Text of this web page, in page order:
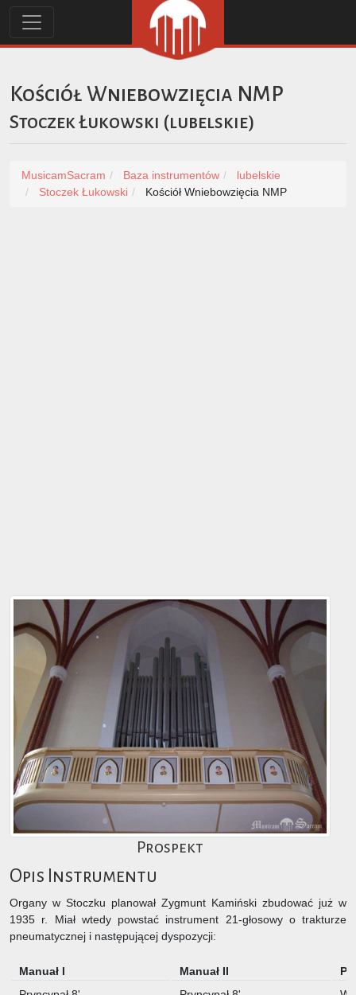
Kościół Wniebowzięcia NMP
Stoczek Łukowski (lubelskie)
MusicamSacram Baza instrumentów
lubelskie
Stoczek Łukowski
Kościół Wniebowzięcia NMP
Prospekt
Opis Instrumentu
Organy w Stoczku planował Zygmunt Kamiński zbudować już w
1935 r. Miał wtedy powstać instrument 21-głosowy o trakturze
pneumatycznej i następującej dyspozycji:
Manuał I Manuał II